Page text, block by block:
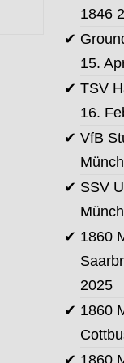
1846
15.
TSV
16.
VfB
SSV
1860
2025
1860
1860